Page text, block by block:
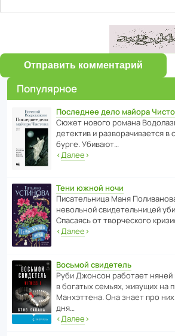
Отправить комментарий
Популярное
Последнее дело майора
Сюжет нового романа
дете­ктив и разво­ра­чи­ва­ется
бурге. Убивают…
‹Далее›
Тени южной ночи
Писа­тель­ница Маня
невольной свиде­тель­ницей
Спасаясь от твор­че­с­кого
‹Далее›
Восьмой свидетель
Руби Джонсон рабо­тает няней
в богатых семьях, живущих на
Манх­эт­тена. Она знает про
дня…
‹Далее›